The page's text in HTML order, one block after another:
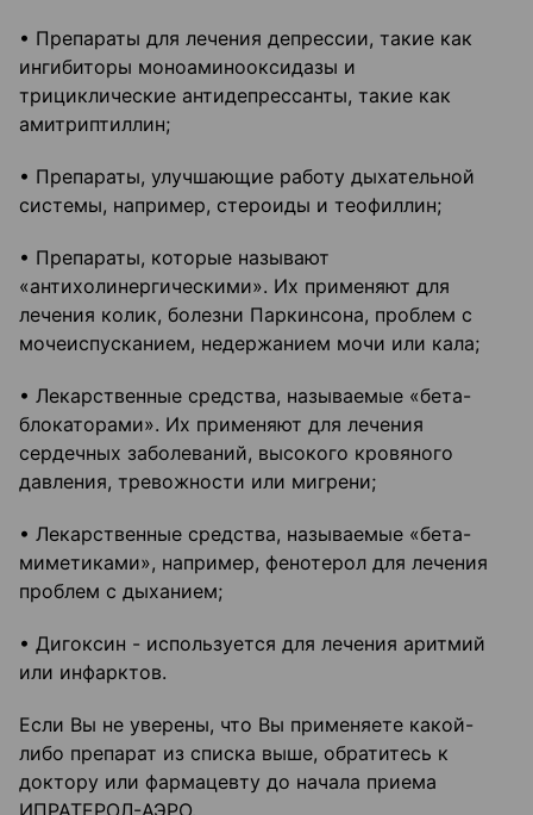
• Препараты для лечения депрессии, такие как
ингибиторы моноаминооксидазы и
трициклические антидепрессанты, такие как
амитриптиллин;
• Препараты, улучшающие работу дыхательной
системы, например, стероиды и теофиллин;
• Препараты, которые называют
«антихолинергическими». Их применяют для
лечения колик, болезни Паркинсона, проблем с
мочеиспусканием, недержанием мочи или кала;
• Лекарственные средства, называемые «бета-
блокаторами». Их применяют для лечения
сердечных заболеваний, высокого кровяного
давления, тревожности или мигрени;
• Лекарственные средства, называемые «бета-
миметиками», например, фенотерол для лечения
проблем с дыханием;
• Дигоксин - используется для лечения аритмий
или инфарктов.
Если Вы не уверены, что Вы применяете какой-
либо препарат из списка выше, обратитесь к
доктору или фармацевту до начала приема